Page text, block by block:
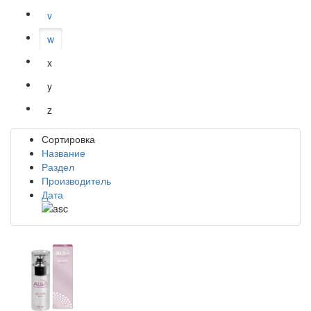
v
w
x
y
z
Сортировка
Название
Раздел
Производитель
Дата